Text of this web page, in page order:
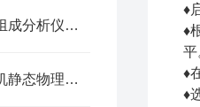
不知道如何操作石膏相组成分析仪？进来看
水泥砂浆粘结强度试验机静态物理力学性能测试分析研究
♦
♦
平
♦
♦